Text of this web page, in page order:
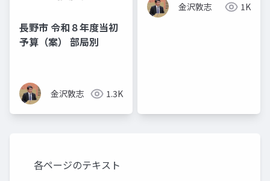
長野市 令和８年度当初
予算（案） 部局別
金沢敦志 1.3K
金沢敦志 1K
各ページのテキスト